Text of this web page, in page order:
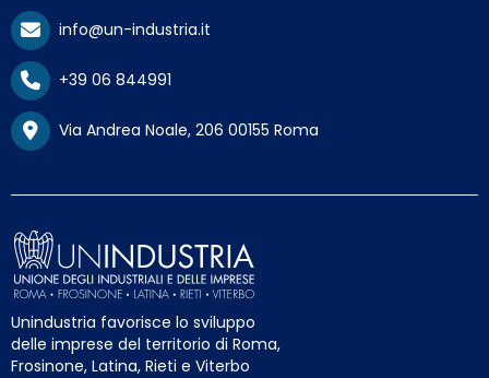
info@un-industria.it
+39 06 844991
Via Andrea Noale, 206 00155 Roma
Unindustria favorisce lo sviluppo
delle imprese del territorio di Roma,
Frosinone, Latina, Rieti e Viterbo